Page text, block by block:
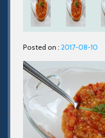
Posted on : 2017-08-10